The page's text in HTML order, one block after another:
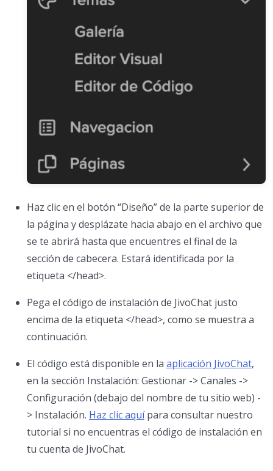
Haz clic en el botón “Diseño” de la parte superior de
la página y desplázate hacia abajo en el archivo que
se te abrirá hasta que encuentres el final de la
sección de cabecera. Estará identificada por la
etiqueta </head>.
Pega el código de instalación de JivoChat justo
encima de la etiqueta </head>, como se muestra a
continuación.
El código está disponible en la aplicación JivoChat,
en la sección Instalación: Gestionar -> Canales ->
Configuración (debajo del nombre de tu sitio web) -
> Instalación. Haz clic aquípara consultar nuestro
tutorial si no encuentras el código de instalación en
tu cuenta de JivoChat.